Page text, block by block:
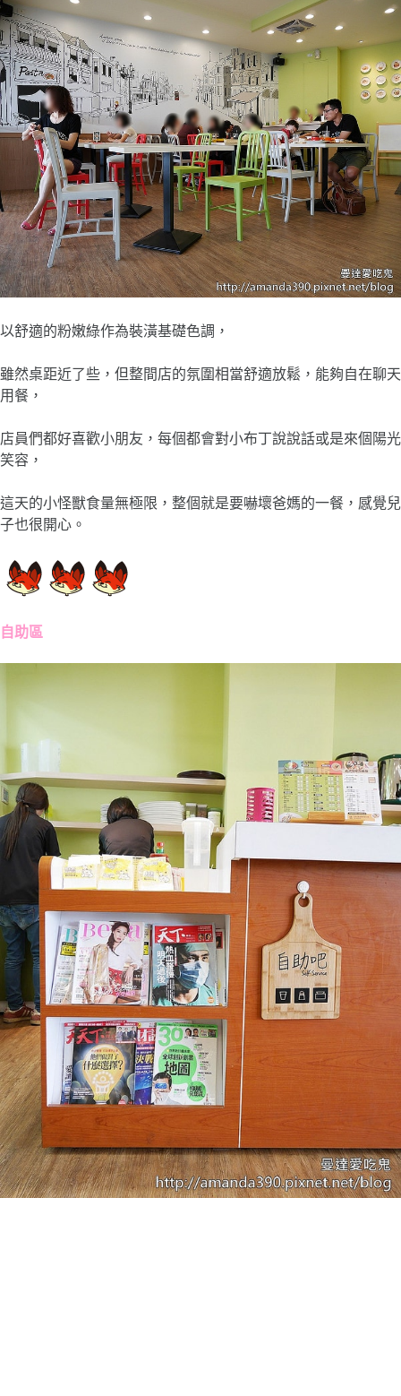
以舒適的粉嫩綠作為裝潢基礎色調，
雖然桌距近了些，但整間店的氛圍相當舒適放鬆，能夠自在聊天
用餐，
店員們都好喜歡小朋友，每個都會對小布丁說說話或是來個陽光
笑容，
這天的小怪獸食量無極限，整個就是要嚇壞爸媽的一餐，感覺兒
子也很開心。
自助區